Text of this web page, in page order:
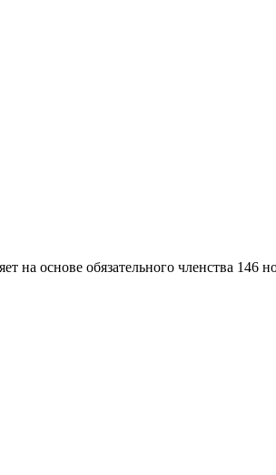
на основе обязательного членства 146